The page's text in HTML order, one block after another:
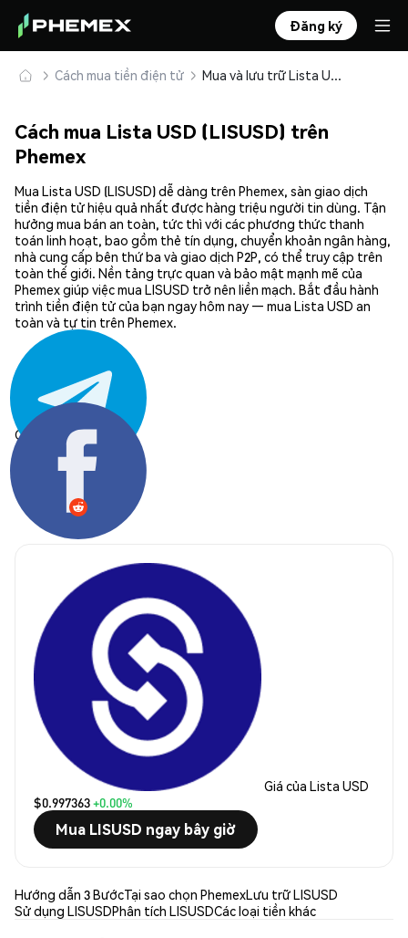
Đăng ký
Cách mua tiền điện tử Mua và lưu trữ Lista USD (LISUSD) an toàn
Cách mua Lista USD (LISUSD) trên
Phemex
Mua Lista USD (LISUSD) dễ dàng trên Phemex, sàn giao dịch
tiền điện tử hiệu quả nhất được hàng triệu người tin dùng. Tận
hưởng mua bán an toàn, tức thì với các phương thức thanh
toán linh hoạt, bao gồm thẻ tín dụng, chuyển khoản ngân hàng,
nhà cung cấp bên thứ ba và giao dịch P2P, có thể truy cập trên
toàn thế giới. Nền tảng trực quan và bảo mật mạnh mẽ của
Phemex giúp việc mua LISUSD trở nên liền mạch. Bắt đầu hành
trình tiền điện tử của bạn ngay hôm nay — mua Lista USD an
toàn và tự tin trên Phemex.
Chia sẻ:
Giá của Lista USD
$0.997363+0.00%
Mua LISUSD ngay bây giờ
Hướng dẫn 3 BướcTại sao chọn PhemexLưu trữ LISUSD
Sử dụng LISUSDPhân tích LISUSDCác loại tiền khác